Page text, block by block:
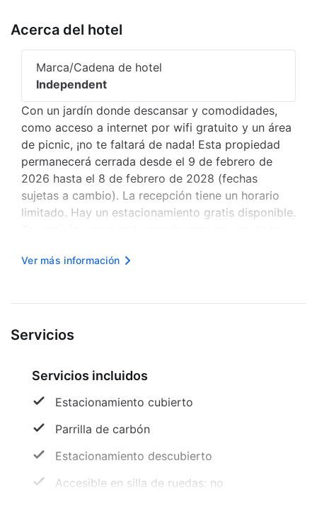
Acerca del hotel
Marca/Cadena de hotel
Independent
Con un jardín donde descansar y comodidades,
como acceso a internet por wifi gratuito y un área
de picnic, ¡no te faltará de nada! Esta propiedad
permanecerá cerrada desde el 9 de febrero de
2026 hasta el 8 de febrero de 2028 (fechas
sujetas a cambio). La recepción tiene un horario
limitado. Hay un estacionamiento gratis disponible.
números redondeados.
Ver más información
Servicios
Servicios incluidos
Estacionamiento cubierto
Parrilla de carbón
Estacionamiento descubierto
Accesible en silla de ruedas: no